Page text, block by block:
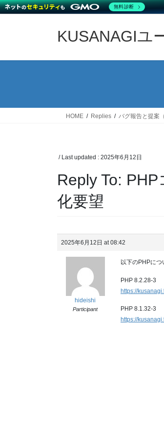
KUSANAGIユ
HOME Replies バグ報告と提案
/ Last updated : 2025年6月12日
Reply To:
化要望
2025年6月12日 at 08:42
hideishi
Participant
以下のPHPにつ
PHP 8.2.28-3
https://
PHP 8.1.32-3
https://
無料診断